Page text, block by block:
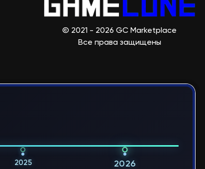
© 2021 - 2026 GC Marketplace
Все права защищены
2025 2026